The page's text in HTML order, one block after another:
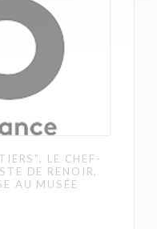
LE CHEF-
DE RENOIR,
AU MUSÉE